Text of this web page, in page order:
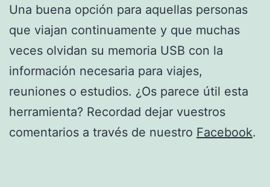
Una buena opción para aquellas personas
que viajan continuamente y que muchas
veces olvidan su memoria USB con la
información necesaria para viajes,
reuniones o estudios. ¿Os parece útil esta
herramienta? Recordad dejar vuestros
comentarios a través de nuestro Facebook.